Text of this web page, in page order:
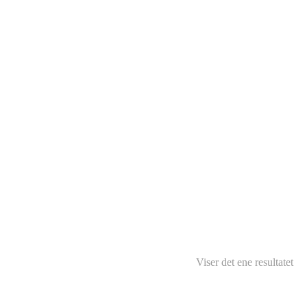
Viser det ene resultatet